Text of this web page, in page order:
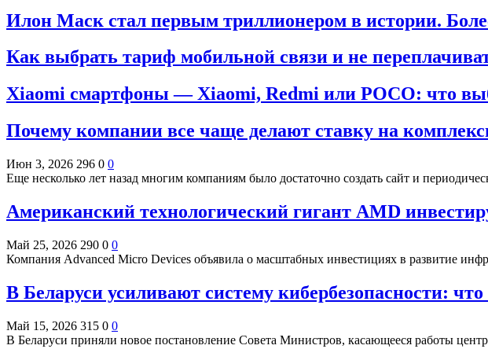
Илон Маск стал первым триллионером в истории.
Как выбрать тариф мобильной связи и не
Xiaomi смартфоны — Xiaomi, Redmi или POCO: что
Почему компании все чаще делают ставку на
Июн 3, 2026 296 0 0
Еще несколько лет назад многим компаниям было достаточно создать сайт и
Американский технологический гигант AMD
Май 25, 2026 290 0 0
Компания Advanced Micro Devices объявила о масштабных инвестициях в развитие
В Беларуси усиливают систему кибербезопасности:
Май 15, 2026 315 0 0
В Беларуси приняли новое постановление Совета Министров, касающееся работы